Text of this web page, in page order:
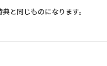
と同じものになります。